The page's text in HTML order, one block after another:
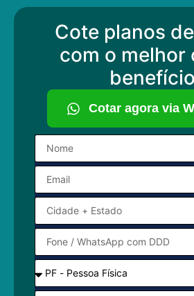
Cote planos
com o melhor
Cotar agora via